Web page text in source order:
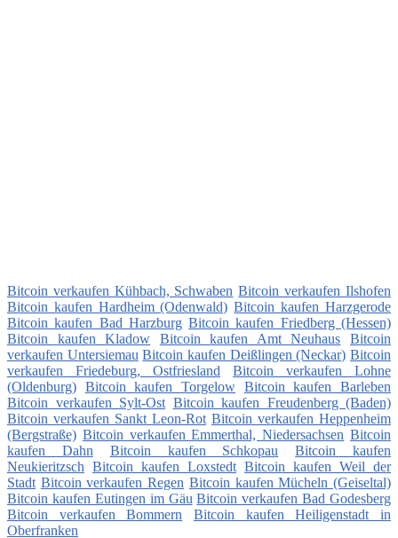
Bitcoin verkaufen Kühbach, Schwaben Bitcoin verkaufen Ilshofen
Bitcoin kaufen Hardheim (Odenwald) Bitcoin kaufen Harzgerode
Bitcoin kaufen Bad Harzburg Bitcoin kaufen Friedberg (Hessen)
Bitcoin kaufen Kladow
Bitcoin kaufen Amt Neuhaus
Bitcoin
verkaufen Untersiemau Bitcoin kaufen Deißlingen (Neckar) Bitcoin
verkaufen Friedeburg, Ostfriesland
Bitcoin verkaufen Lohne
(Oldenburg) Bitcoin kaufen Torgelow Bitcoin kaufen Barleben
Bitcoin verkaufen Sylt-Ost Bitcoin kaufen Freudenberg (Baden)
Bitcoin verkaufen Sankt Leon-Rot Bitcoin verkaufen Heppenheim
(Bergstraße) Bitcoin verkaufen Emmerthal, Niedersachsen Bitcoin
kaufen Dahn
Bitcoin kaufen Schkopau
Bitcoin kaufen
Neukieritzsch Bitcoin kaufen Loxstedt Bitcoin kaufen Weil der
Stadt Bitcoin verkaufen Regen Bitcoin kaufen Mücheln (Geiseltal)
Bitcoin kaufen Eutingen im Gäu Bitcoin verkaufen Bad Godesberg
Bitcoin verkaufen Bommern
Bitcoin kaufen Heiligenstadt in
Oberfranken